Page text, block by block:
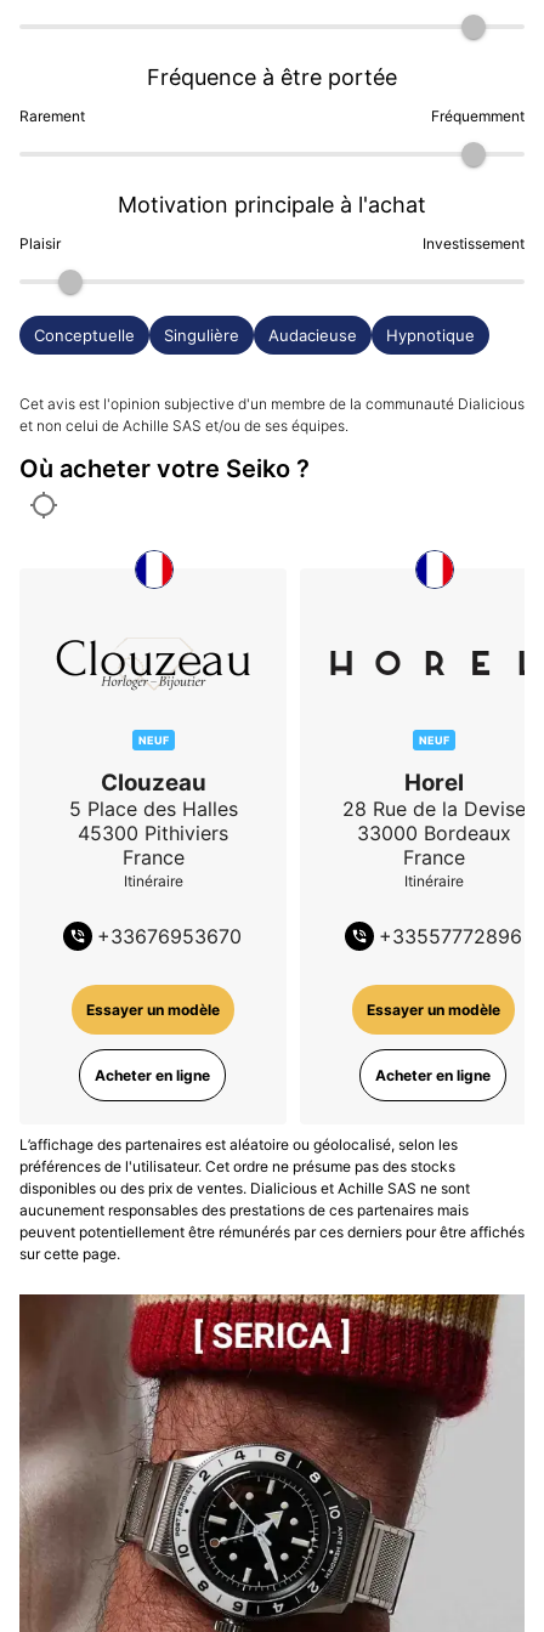
allie tout ce que j'aime dans l'horlogerie: style original,
pas de regarder tous les détails de cette montre.
Rarement
Fréquence à être portée
Fréquemment
Plaisir
Motivation principale à l'achat
Investissement
Conceptuelle Singulière Audacieuse Hypnotique
Cet avis est l'opinion subjective d'un membre de la communauté Dialicious
et non celui de Achille SAS et/ou de ses équipes.
Où acheter votre Seiko ?
NEUF
Clouzeau
5 Place des Halles
45300 Pithiviers
France
Itinéraire
+33676953670
Essayer un modèle
Acheter en ligne
NEUF
Horel
28 Rue de la Devise
33000 Bordeaux
France
Itinéraire
+33557772896
Essayer un modèle
Acheter en ligne
L’affichage des partenaires est aléatoire ou géolocalisé, selon les
préférences de l'utilisateur. Cet ordre ne présume pas des stocks
disponibles ou des prix de ventes. Dialicious et Achille SAS ne sont
aucunement responsables des prestations de ces partenaires mais
peuvent potentiellement être rémunérés par ces derniers pour être affichés
sur cette page.